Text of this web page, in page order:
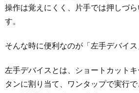
操作は覚えにくく、片手では押しづ
す。
そんな時に便利なのが「左手デバイス
左手デバイスとは、ショートカット
タンに割り当て、ワンタップで実行